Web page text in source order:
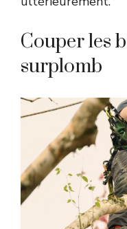
Couper les
surplomb